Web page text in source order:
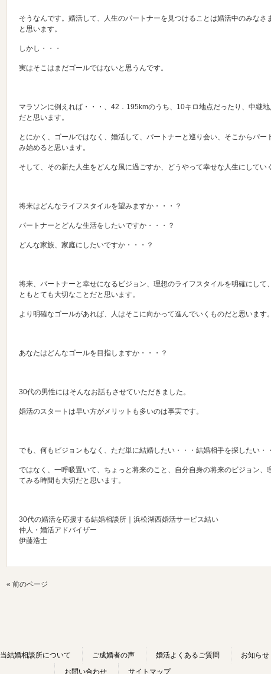
そうなんです。婚活して、人生のパートナーを見つけることは婚活中のみなさ
と思います。
しかし・・・
実はそこはまだゴールではないと思うんです。
マラソンに例えれば・・・、42．195kmのうち、10キロ地点だったり、中継
だと思います。
とにかく、ゴールではなく、婚活して、パートナーと巡り会い、そこからパー
み始めると思います。
そして、その新た人生をどんな風に過ごすか、どうやって幸せな人生にしてい
将来はどんなライフスタイルを望みますか・・・？
パートナーとどんな生活をしたいですか・・・？
どんな家族、家庭にしたいですか・・・？
将来、パートナーと幸せになるビジョン、理想のライフスタイルを明確にして
ともとても大切なことだと思います。
より明確なゴールがあれば、人はそこに向かって進んでいくものだと思います。
あなたはどんなゴールを目指しますか・・・？
30代の男性にはそんなお話もさせていただきました。
婚活のスタートは早い方がメリットも多いのは事実です。
でも、何もビジョンもなく、ただ単に結婚したい・・・結婚相手を探したい・
ではなく、一呼吸置いて、ちょっと将来のこと、自分自身の将来のビジョン、
てみる時間も大切だと思います。
30代の婚活を応援する結婚相談所｜浜松湖西婚活サービス結い
仲人・婚活アドバイザー
伊藤浩士
« 前のページ
当結婚相談所について ご成婚者の声 婚活よくあるご質問 お知らせ
お問い合わせ
サイトマップ